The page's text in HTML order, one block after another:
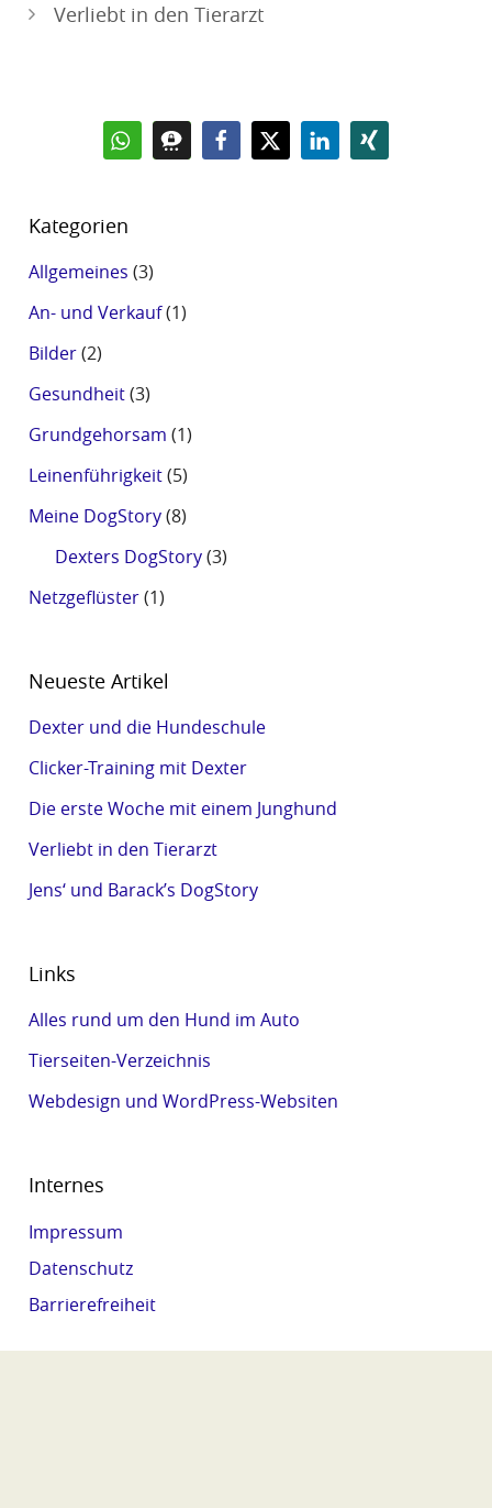
Verliebt in den Tierarzt
Kategorien
Allgemeines (3)
An- und Verkauf(1)
Bilder(2)
Gesundheit(3)
Grundgehorsam (1)
Leinenführigkeit(5)
Meine DogStory(8)
Dexters DogStory(3)
Netzgeflüster(1)
Neueste Artikel
Dexter und die Hundeschule
Clicker-Training mit Dexter
Die erste Woche mit einem Junghund
Verliebt in den Tierarzt
Jens‘ und Barack’s DogStory
Links
Alles rund um den Hund im Auto
Tierseiten-Verzeichnis
Webdesign und WordPress-Websiten
Internes
Impressum
Datenschutz
Barrierefreiheit